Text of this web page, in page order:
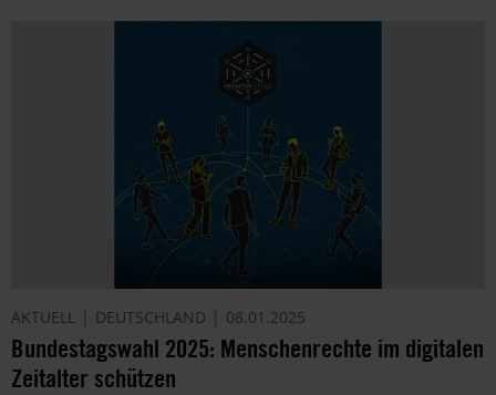
AKTUELL DEUTSCHLAND 08.01.2025
Bundestagswahl 2025: Menschenrechte im digitalen
Zeitalter schützen